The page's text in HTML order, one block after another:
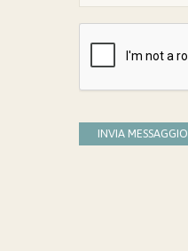
INVIA MESSAGGIO